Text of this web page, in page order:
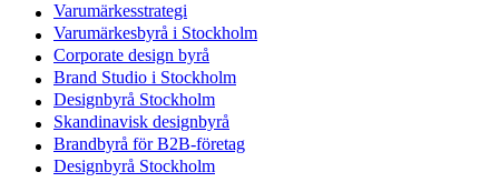
Varumärkesstrategi
Varumärkesbyrå i Stockholm
Corporate design byrå
Brand Studio i Stockholm
Designbyrå Stockholm
Skandinavisk designbyrå
Brandbyrå för B2B-företag
Designbyrå Stockholm